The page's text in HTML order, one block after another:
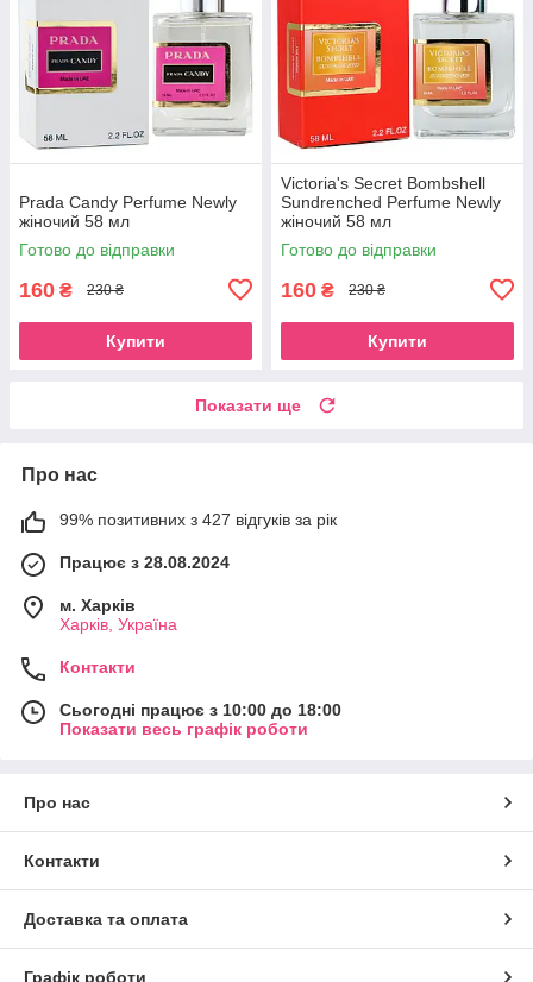
Prada Candy Perfume Newly
жіночий 58 мл
Готово до відправки
160 ₴ 230 ₴
Купити
Victoria's Secret Bombshell
Sundrenched Perfume Newly
жіночий 58 мл
Готово до відправки
160 ₴ 230 ₴
Купити
Показати ще
Про нас
99% позитивних з 427 відгуків за рік
Працює з 28.08.2024
м. Харків
Харків, Україна
Контакти
Сьогодні працює з 10:00 до 18:00
Показати весь графік роботи
Про нас
Контакти
Доставка та оплата
Графік роботи